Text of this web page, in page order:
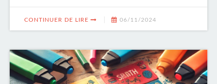
CONTINUER DE LIRE 06/11/2024